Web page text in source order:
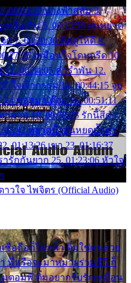
00:03:20 นางฟ้าสลัม 3.
หลือเกิน 5. 00:13:58 ฝนหยาด
ก 7. 00:20:30 คิดดูให้ดี 8.
เหมือนใจโดนกรีด 10.
11. 00:34:05 คำรำพัน 12.
ใจเจ้ากรรม 14. 00:44:15 จูบ
ขอสูมาเต๊อะ 16. 00:51:11
มาน 18. 00:58:25 รักนี้สีดำ
หยาดน้ำฝนหยดน้ำตา
01:13:26 เขา 23. 01:16:37
รักกันยาก 25. 01:23:06 หัวใจ
าวใจ ไพจิตร (Official Audio)
ชื่อถือก็ไม่กล้า ติ๋มใช่คนสวย
พี่หรือจะมาหมายร่วมชีวี ก็
มตอมพี่ ติ๋มอยากรับรักเหมือน